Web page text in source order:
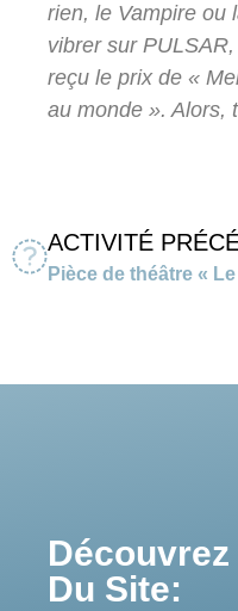
rien, le Vampire ou
vibrer sur
reçu le prix de «
au monde ». Alors,
Du Site: